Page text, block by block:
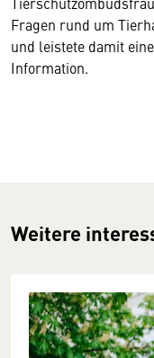
Fragen rund um
und leistete damit
Information.
Weitere